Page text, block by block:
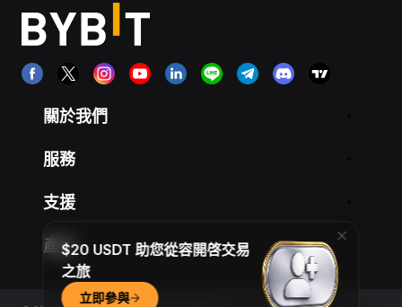
關於我們
服務
支援
產品$20 USDT 助您從容開啓交易
之旅
立即參與